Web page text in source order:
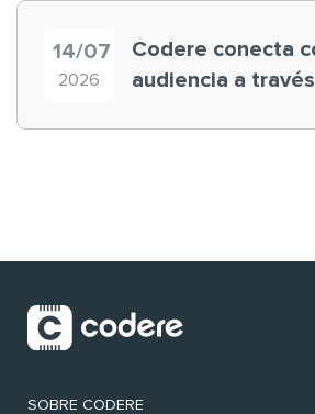
14/07
2026
Codere conecta
audiencia a
SOBRE CODERE